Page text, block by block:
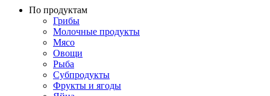
По продуктам
Грибы
Молочные продукты
Мясо
Овощи
Рыба
Субпродукты
Фрукты и ягоды